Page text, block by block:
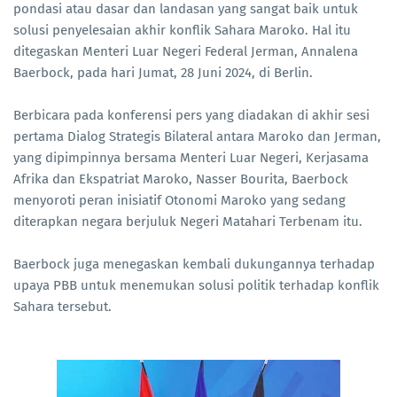
pondasi atau dasar dan landasan yang sangat baik untuk
solusi penyelesaian akhir konflik Sahara Maroko. Hal itu
ditegaskan Menteri Luar Negeri Federal Jerman, Annalena
Baerbock, pada hari Jumat, 28 Juni 2024, di Berlin.
Berbicara pada konferensi pers yang diadakan di akhir sesi
pertama Dialog Strategis Bilateral antara Maroko dan Jerman,
yang dipimpinnya bersama Menteri Luar Negeri, Kerjasama
Afrika dan Ekspatriat Maroko, Nasser Bourita, Baerbock
menyoroti peran inisiatif Otonomi Maroko yang sedang
diterapkan negara berjuluk Negeri Matahari Terbenam itu.
Baerbock juga menegaskan kembali dukungannya terhadap
upaya PBB untuk menemukan solusi politik terhadap konflik
Sahara tersebut.